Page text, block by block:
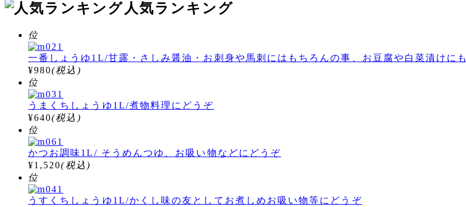
ナ
シ
人気ランキング
位
一番しょうゆ1L/甘露・さしみ醤油・お刺身や馬刺にはもちろんの事、お豆腐や白菜漬けにも
¥980(税込)
位
うまくちしょうゆ1L/煮物料理にどうぞ
¥640(税込)
位
かつお調味1L/ そうめんつゆ、お吸い物などにどうぞ
¥1,520(税込)
位
うすくちしょうゆ1L/かくし味の友としてお煮しめお吸い物等にどうぞ